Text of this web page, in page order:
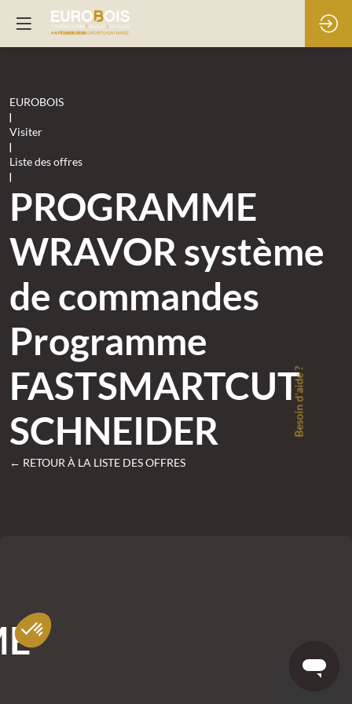
EUROBOIS
|
Visiter
|
Liste des offres
|
PROGRAMME
WRAVOR système
de commandes
Programme
FASTSMARTCUT
SCHNEIDER
← RETOUR À LA LISTE DES OFFRES
Besoin d'aide ?